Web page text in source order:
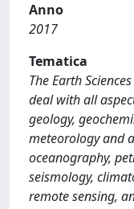
Anno
2017
Tematica
The Earth
deal with all
geology,
meteorology and
oceanography,
seismology,
remote sensing,